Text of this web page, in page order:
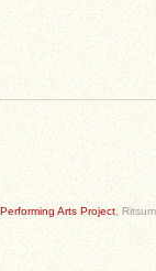
Arts Project ,